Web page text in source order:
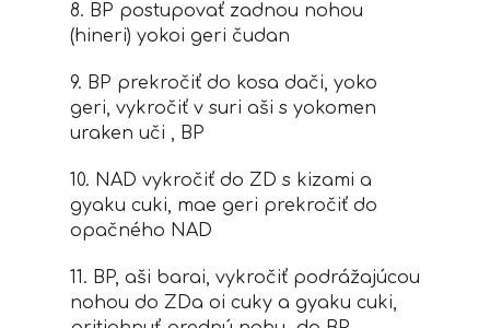
8. BP postupovať zadnou nohou
(hineri) yokoi geri čudan
9. BP prekročiť do kosa dači, yoko
geri, vykročiť v suri aši s yokomen
uraken uči , BP
10. NAD vykročiť do ZD s kizami a
gyaku cuki, mae geri prekročiť do
opačného NAD
11. BP, aši barai, vykročiť podrážajúcou
nohou do ZDa oi cuky a gyaku cuki,